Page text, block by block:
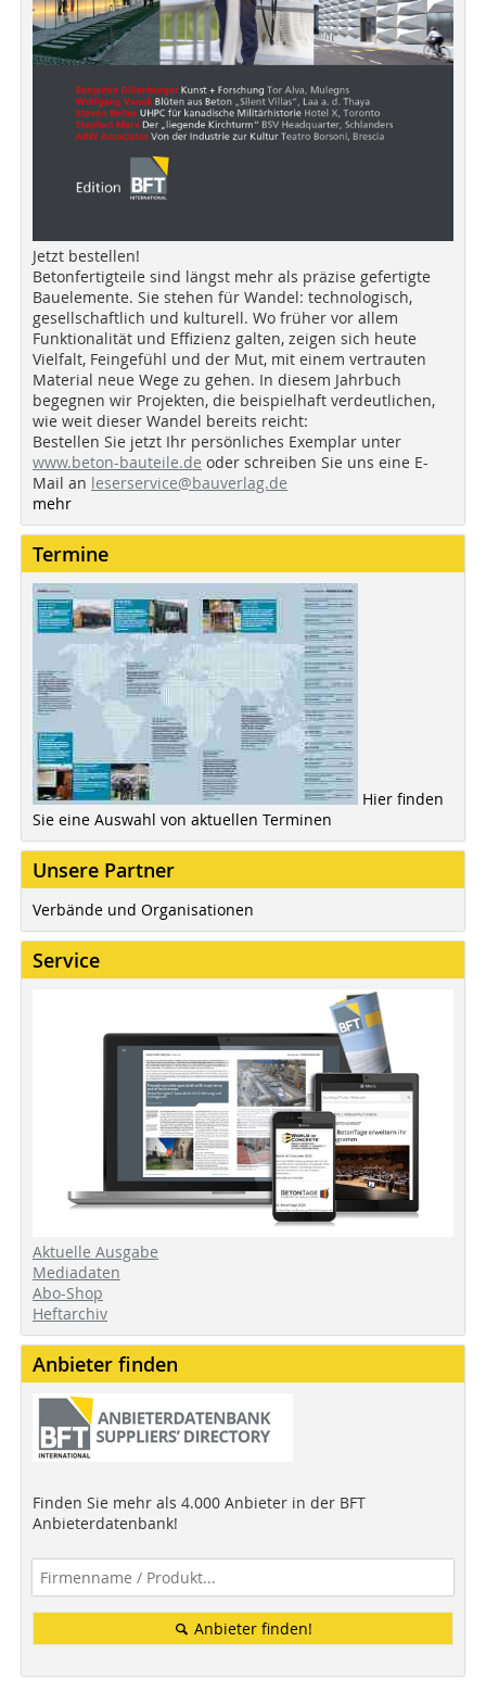
Jetzt bestellen!
Betonfertigteile sind längst mehr als präzise gefertigte
Bauelemente. Sie stehen für Wandel: technologisch,
gesellschaftlich und kulturell. Wo früher vor allem
Funktionalität und Effizienz galten, zeigen sich heute
Vielfalt, Feingefühl und der Mut, mit einem vertrauten
Material neue Wege zu gehen. In diesem Jahrbuch
begegnen wir Projekten, die beispielhaft verdeutlichen,
wie weit dieser Wandel bereits reicht:
Bestellen Sie jetzt Ihr persönliches Exemplar unter
www.beton-bauteile.de oder schreiben Sie uns eine E-
Mail an leserservice@bauverlag.de
mehr
Termine
Hier finden
Sie eine Auswahl von aktuellen Terminen
Unsere Partner
Verbände und Organisationen
Service
Aktuelle Ausgabe
Mediadaten
Abo-Shop
Heftarchiv
Anbieter finden
Finden Sie mehr als 4.000 Anbieter in der BFT
Anbieterdatenbank!
Anbieter finden!